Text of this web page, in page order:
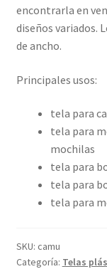
encontrarla en
diseños variados.
de ancho.
Principales usos:
tela para
tela para
mochilas
tela para
tela para
tela para
SKU: camu
Categoría: Telas